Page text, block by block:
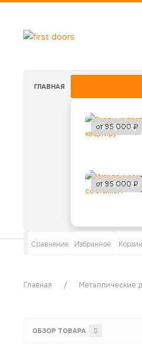
ГЛАВНАЯ
В квартиру
от 95 000 ₽
Со стеклом
от 95 000 ₽
Сравнение Избранное
Главная Металлические
ОБЗОР ТОВАРА